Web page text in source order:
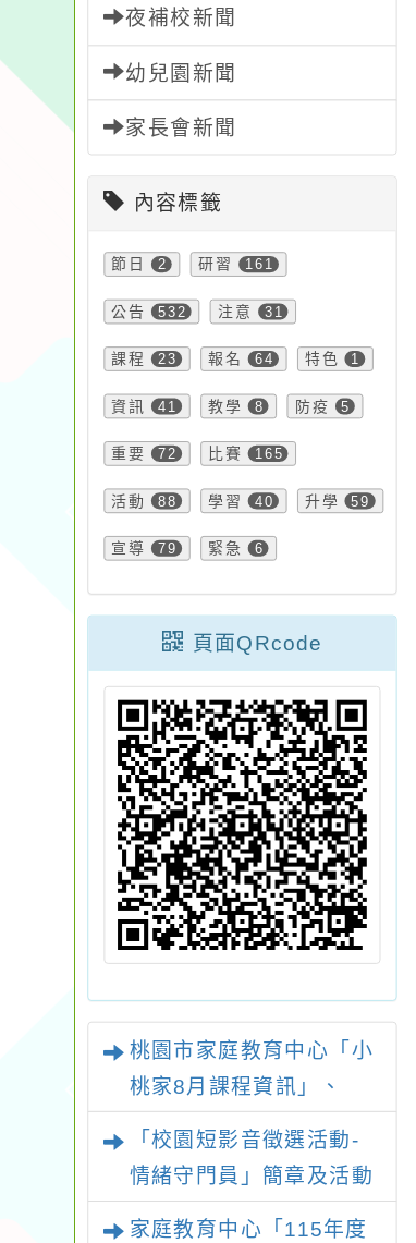
夜補校新聞
幼兒園新聞
家長會新聞
內容標籤
節日 2 研習 161
公告 532 注意 31
課程 23 報名 64 特色 1
資訊 41 教學 8 防疫 5
重要 72 比賽 165
活動 88 學習 40 升學 59
宣導 79 緊急 6
頁面QRcode
桃園市家庭教育中心「小
桃家8月課程資訊」、
同樂會」、「邁向下一站
「校園短影音徵選活動-
情緒守門員」簡章及活動
家庭教育中心「115年度
工商辦理113
「動力機械、
職群營隊活
敬邀同學踴躍
教育部辦理114年度
515國際家庭日「短影
音徵選活動」簡章及
海報電子檔，鼓勵踴
躍投件。